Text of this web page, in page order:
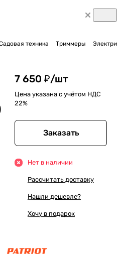
техника Триммеры
7 650 ₽/шт
Цена указана с учётом НДС
22%
Заказать
Нет в наличии
Рассчитать доставку
Нашли дешевле?
Хочу в подарок